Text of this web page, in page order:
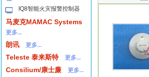
IQ8智能火灾报警控制器
马麦克MAMAC Systems
更多...
朗讯 更多...
Teleste 泰来斯特 更多...
Consilium/康士廉 更多...